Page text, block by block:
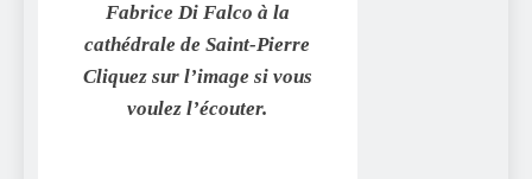
Fabrice Di Falco à la
cathédrale de Saint-Pierre
Cliquez sur l’image si vous
voulez l’écouter.